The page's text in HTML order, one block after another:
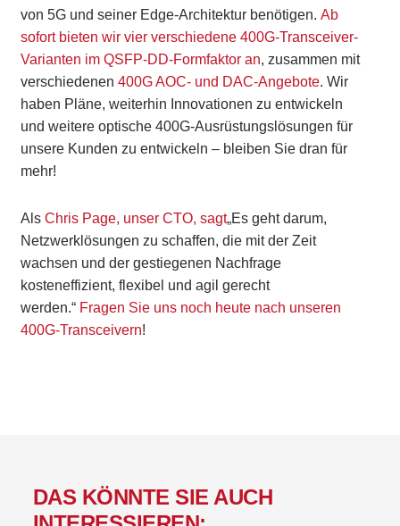
von 5G und seiner Edge-Architektur benötigen.Ab
sofort bieten wir vier verschiedene 400G-Transceiver-
Varianten im QSFP-DD-Formfaktor an, zusammen mit
verschiedenen400G AOC- und DAC-Angebote. Wir
haben Pläne, weiterhin Innovationen zu entwickeln
und weitere optische 400G-Ausrüstungslösungen für
unsere Kunden zu entwickeln – bleiben Sie dran für
mehr!
AlsChris Page, unser CTO, sagt„Es geht darum,
Netzwerklösungen zu schaffen, die mit der Zeit
wachsen und der gestiegenen Nachfrage
kosteneffizient, flexibel und agil gerecht
werden.“ Fragen Sie uns noch heute nach unseren
400G-Transceivern!
DAS KÖNNTE SIE AUCH